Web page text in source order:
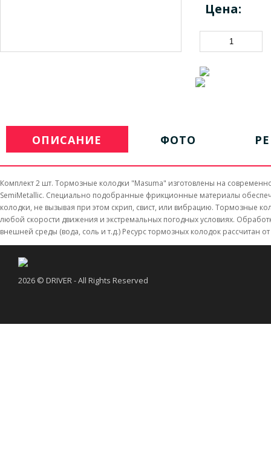
Цена:
ОПИСАНИЕ ФОТО
Комплект 2 шт. Тормозные колодки "Masuma" изготовлены на
SemiMetallic. Специально подобранные фрикционные материалы
колодки, не вызывая при этом скрип, свист, или вибрацию. Тормозные
любой скорости движения и экстремальных погодных условиях.
внешней среды (вода, соль и т.д.) Ресурс тормозных колодок рассчитан
2026 © DRIVER - All Rights Reserved